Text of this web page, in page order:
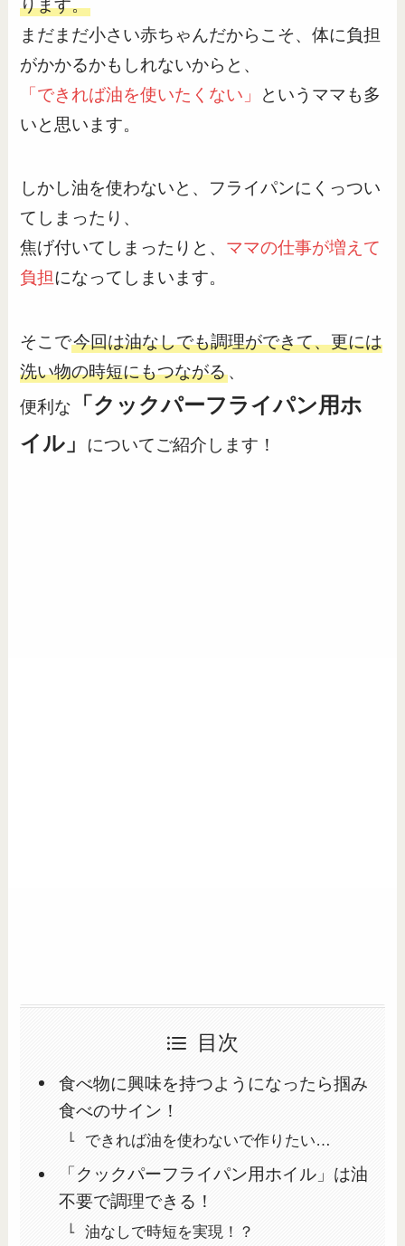
ります。
まだまだ小さい赤ちゃんだからこそ、体に負担
がかかるかもしれないからと、
「できれば油を使いたくない」
というママも多
いと思います。
しかし油を使わないと、フライパンにくっつい
てしまったり、
焦げ付いてしまったりと、 ママの仕事が増えて
負担になってしまいます。
そこで今回は油なしでも調理ができて、更には
洗い物の時短にもつながる、
便利な
「クックパーフライパン用ホ
イル」
についてご紹介します！
目次
食べ物に興味を持つようになったら掴み
食べのサイン！
できれば油を使わないで作りたい…
「クックパーフライパン用ホイル」は油
不要で調理できる！
油なしで時短を実現！？